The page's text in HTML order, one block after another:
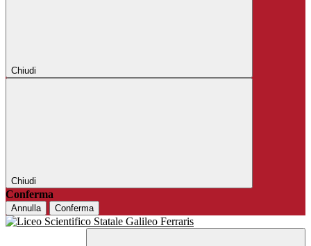
Chiudi
Chiudi
Conferma
Annulla Conferma